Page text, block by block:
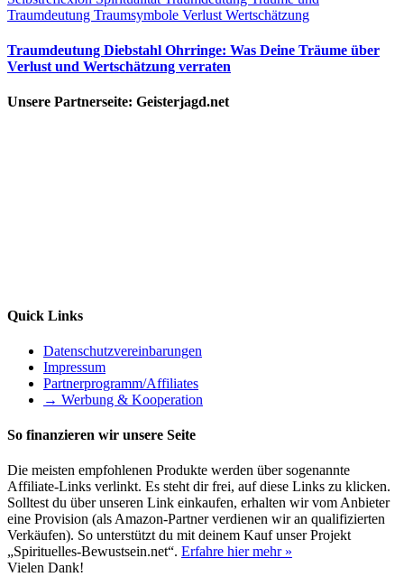
Traumdeutung Traumsymbole Verlust Wertschätzung
Traumdeutung Diebstahl Ohrringe: Was Deine Träume über
Verlust und Wertschätzung verraten
Unsere Partnerseite: Geisterjagd.net
Quick Links
Datenschutzvereinbarungen
Impressum
Partnerprogramm/Affiliates
→ Werbung & Kooperation
So finanzieren wir unsere Seite
Die meisten empfohlenen Produkte werden über sogenannte
Affiliate-Links verlinkt. Es steht dir frei, auf diese Links zu klicken.
Solltest du über unseren Link einkaufen, erhalten wir vom Anbieter
eine Provision (als Amazon-Partner verdienen wir an qualifizierten
Verkäufen). So unterstützt du mit deinem Kauf unser Projekt
„Spirituelles-Bewustsein.net“. Erfahre hier mehr »
Vielen Dank!